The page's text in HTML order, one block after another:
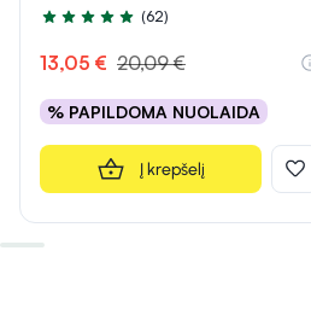
Įvertinimas 5.0 iš 5
(62)
13,05 € 20,09 €
% PAPILDOMA NUOLAIDA
Į krepšelį